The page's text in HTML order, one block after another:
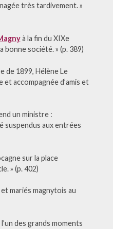
très tardivement. »
à la fin du XIXe
bonne société. » (p. 389)
de 1899, Hélène Le
accompagnée d’amis et
un ministre :
suspendus aux entrées
sur la place
» (p. 402)
mariés magnytois au
des grands moments